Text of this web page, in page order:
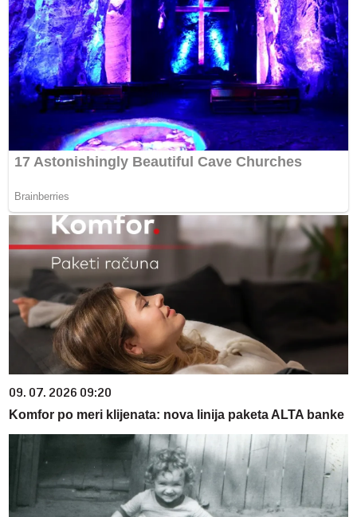
09. 07. 2026 09:20
Komfor po meri klijenata: nova linija paketa ALTA banke